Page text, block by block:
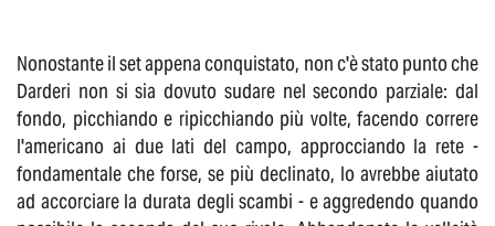
Nonostante il set appena conquistato, non c'è stato punto che
Darderi non si sia dovuto sudare nel secondo parziale: dal
fondo, picchiando e ripicchiando più volte, facendo correre
l'americano ai due lati del campo, approcciando la rete -
fondamentale che forse, se più declinato, lo avrebbe aiutato
ad accorciare la durata degli scambi - e aggredendo quando